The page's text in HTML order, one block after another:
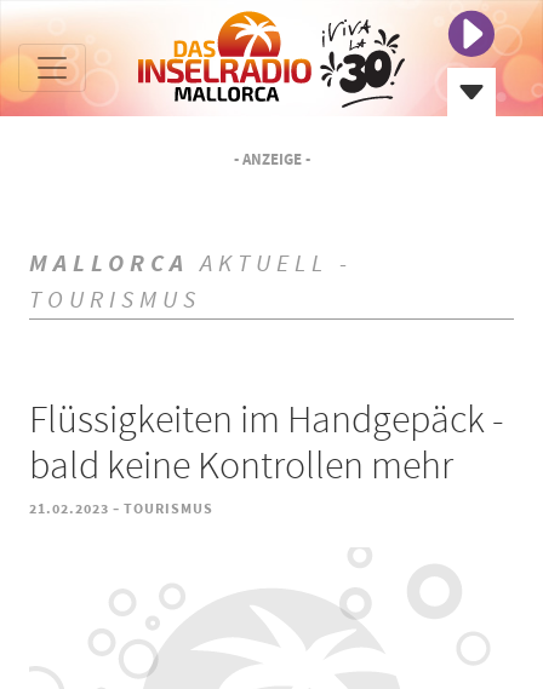
- ANZEIGE -
MALLORCA AKTUELL -
TOURISMUS
Flüssigkeiten im Handgepäck -
bald keine Kontrollen mehr
21.02.2023 - TOURISMUS